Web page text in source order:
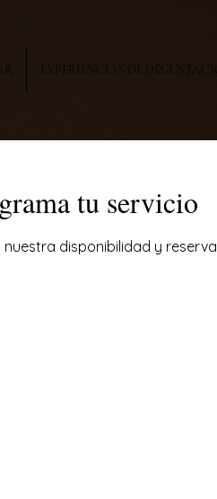
EXPERIENCIAS DE
tu servicio
nuestra disponibilidad y